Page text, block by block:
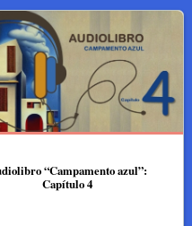
“Campamento azul”:
Capítulo 4